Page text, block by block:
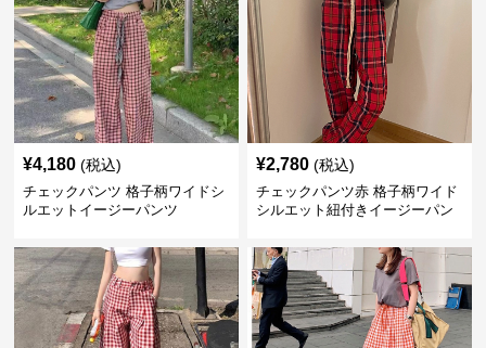
¥4,180 (税込)
チェックパンツ 格子柄ワイドシ
ルエットイージーパンツ
¥2,780 (税込)
チェックパンツ赤 格子柄ワイド
シルエット紐付きイージーパン